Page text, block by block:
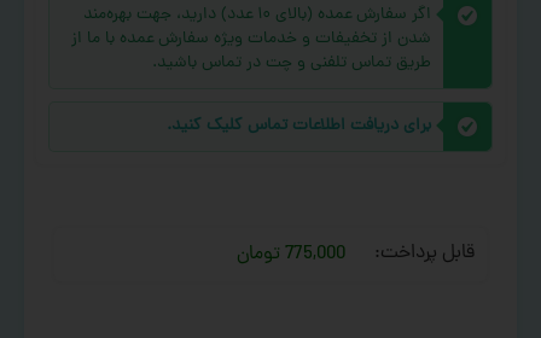
اگر سفارش عمده (بالای ۱۰ عدد) دارید، جهت بهره‌مند
شدن از تخفیفات و خدمات ویژه سفارش عمده با ما از
طریق تماس تلفنی و چت در تماس باشید.
برای دریافت اطلاعات تماس کلیک کنید.
قابل پرداخت: 775,000 تومان